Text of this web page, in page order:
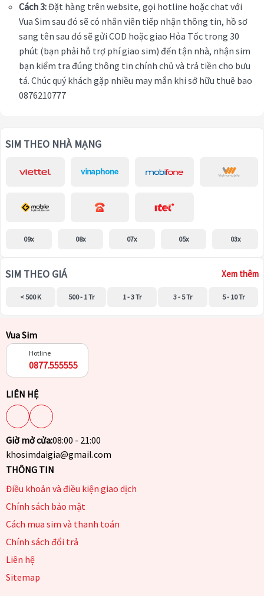
Cách 3:Đặt hàng trên website, gọi hotline hoặc chat với
Vua Sim sau đó sẽ có nhân viên tiếp nhận thông tin, hồ sơ
sang tên sau đó sẽ gửi COD hoặc giao Hỏa Tốc trong 30
phút (bạn phải hỗ trợ phí giao sim) đến tận nhà, nhận sim
bạn kiểm tra đúng thông tin chính chủ và trả tiền cho bưu
tá. Chúc quý khách gặp nhiều may mắn khi sở hữu thuê bao
0876210777
SIM THEO NHÀ MẠNG
09x 08x 07x 05x 03x
SIM THEO GIÁ Xem thêm
< 500 K 500 - 1 Tr 1 - 3 Tr 3 - 5 Tr 5 - 10 Tr
Vua Sim
Hotline
0877.555555
LIÊN HỆ
Giờ mở cửa:08:00 - 21:00
khosimdaigia@gmail.com
THÔNG TIN
Điều khoản và điều kiện giao dịch
Chính sách bảo mật
Cách mua sim và thanh toán
Chính sách đổi trả
Liên hệ
Sitemap